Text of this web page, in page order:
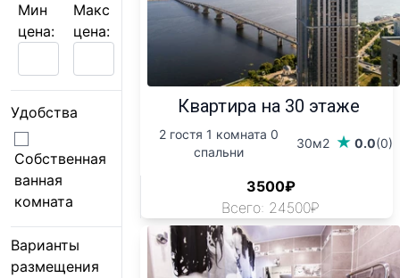
Мин
цена:
Макс
цена:
Удобства
Собственная
ванная
комната
Варианты
размещения
Квартира на 30 этаже
2 гостя 1 комната 0
спальни
30м2 0.0(0)
3500₽
Всего: 24500₽